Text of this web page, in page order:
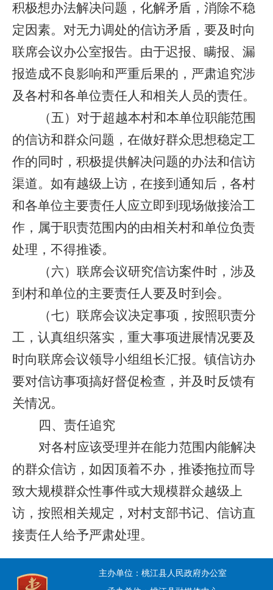
积极想办法解决问题，化解矛盾，消除不稳
定因素。对无力调处的信访矛盾，要及时向
联席会议办公室报告。由于迟报、瞒报、漏
报造成不良影响和严重后果的，严肃追究涉
及各村和各单位责任人和相关人员的责任。
（五） 对于超越本村和本单位职能范围
的信访和群众问题，在做好群众思想稳定工
作的同时，积极提供解决问题的办法和信访
渠道。如有越级上访，在接到通知后， 各村
和各单位主要责任人应立即到现场做接洽工
作，属于职责范围内的由相关村和单位负责
处理，不得推诿。
（六） 联席会议研究信访案件时，涉及
到村和单位的主要责任人要及时到会。
（七） 联席会议决定事项，按照职责分
工，认真组织落实，重大事项进展情况要及
时向联席会议领导小组组长汇报。镇信访办
要对信访事项搞好督促检查，并及时反馈有
关情况。
四、责任追究
对各村应该受理并在能力范围内能解决
的群众信访，如因顶着不办，推诿拖拉而导
致大规模群众性事件或大规模群众越级上
访，按照相关规定，对村支部书记、信访直
接责任人给予严肃处理。
主办单位：桃江县人民政府办公室